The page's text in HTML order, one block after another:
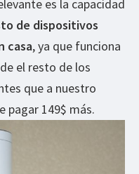
es la capacidad
de dispositivos
casa, ya que funciona
el resto de los
que a nuestro
pagar 149$ más.